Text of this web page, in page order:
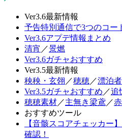
Ver3.6最新情報
予告特別通信で3つのコー
Ver3.6アプデ情報まとめ
清宵 ／景燃
Ver3.6ガチャおすすめ
Ver3.5最新情報
秧秧・玄翎 ／穂穂／漂泊
Ver3.5ガチャおすすめ ／追
穂穂素材／主無き梁鳶 ／
おすすめツール
【音骸スコアチェッカー
確認！